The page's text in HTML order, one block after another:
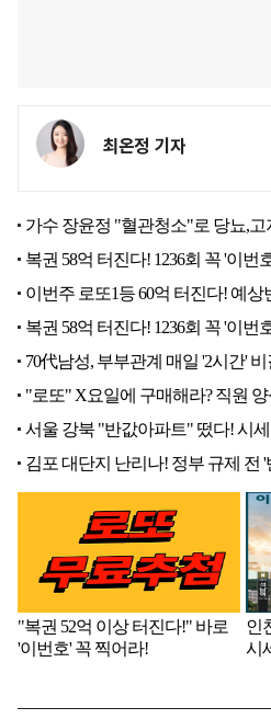
최온정 기자